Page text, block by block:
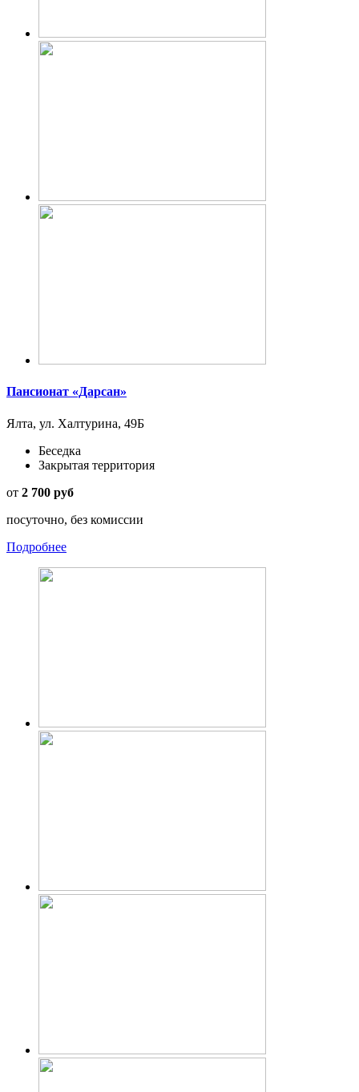
Пансионат «Дарсан»
Ялта, ул. Халтурина, 49Б
Беседка
Закрытая территория
от 2 700 руб
посуточно, без комиссии
Подробнее